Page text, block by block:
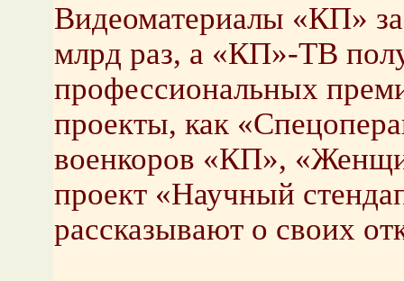
Видеоматериалы «КП»
млрд раз, а «КП»-ТВ
профессиональных
проекты, как
военкоров «КП»,
проект «Научный
рассказывают о своих